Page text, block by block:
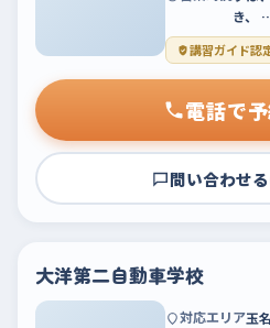
き、
講習ガイド認
電話で
問い合わせる
大洋第二自動車学校
対応エリア玉